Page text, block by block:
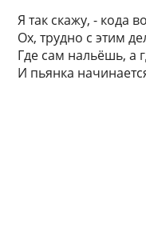
Я так скажу, - кода
Ох, трудно с этим
Где сам нальёшь, а
И пьянка